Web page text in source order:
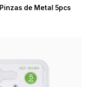
Pinzas de Metal 5pcs